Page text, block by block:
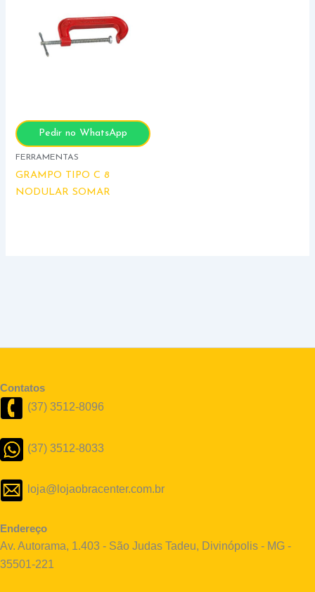
Pedir no WhatsApp
FERRAMENTAS
GRAMPO TIPO C 8
NODULAR SOMAR
Contatos
(37) 3512-8096
(37) 3512-8033
loja@lojaobracenter.com.br
Endereço
Av. Autorama, 1.403 - São Judas Tadeu, Divinópolis - MG -
35501-221